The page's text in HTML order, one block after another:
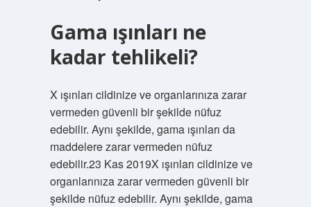
Gama ışınları ne
kadar tehlikeli?
X ışınları cildinize ve organlarınıza zarar
vermeden güvenli bir şekilde nüfuz
edebilir. Aynı şekilde, gama ışınları da
maddelere zarar vermeden nüfuz
edebilir.23 Kas 2019X ışınları cildinize ve
organlarınıza zarar vermeden güvenli bir
şekilde nüfuz edebilir. Aynı şekilde, gama